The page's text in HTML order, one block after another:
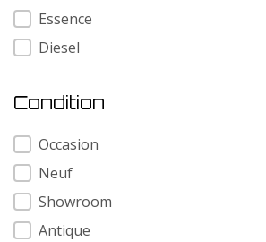
Carburant
Essence
Diesel
Condition
Condition
Occasion
Neuf
Showroom
Antique